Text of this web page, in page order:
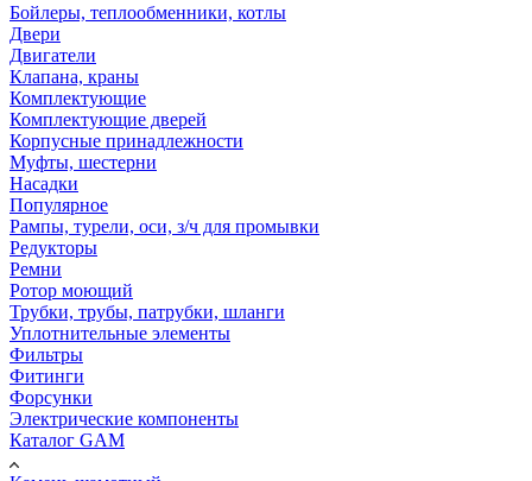
Бойлеры, теплообменники, котлы
Двери
Двигатели
Клапана, краны
Комплектующие
Комплектующие дверей
Корпусные принадлежности
Муфты, шестерни
Насадки
Популярное
Рампы, турели, оси, з/ч для промывки
Редукторы
Ремни
Ротор моющий
Трубки, трубы, патрубки, шланги
Уплотнительные элементы
Фильтры
Фитинги
Форсунки
Электрические компоненты
Каталог GAM